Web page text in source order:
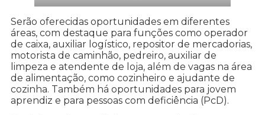
Serão oferecidas oportunidades em diferentes
áreas, com destaque para funções como operador
de caixa, auxiliar logístico, repositor de mercadorias,
motorista de caminhão, pedreiro, auxiliar de
limpeza e atendente de loja, além de vagas na área
de alimentação, como cozinheiro e ajudante de
cozinha. Também há oportunidades para jovem
aprendiz e para pessoas com deficiência (PcD).